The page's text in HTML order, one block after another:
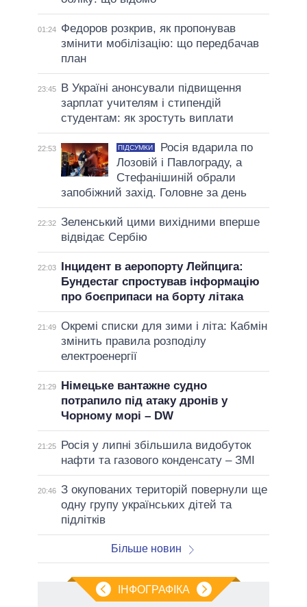
01:24
Федоров розкрив, як пропонував
змінити мобілізацію: що передбачав
план
23:45
В Україні анонсували підвищення
зарплат учителям і стипендій
студентам: як зростуть виплати
22:53 ПІДСУМКИ
Росія вдарила по
Лозовій і Павлограду, а
Стефанішиній обрали
запобіжний захід. Головне за день
22:32 Зеленський цими вихідними вперше
відвідає Сербію
22:03
Інцидент в аеропорту Лейпцига:
Бундестаг спростував інформацію
про боєприпаси на борту літака
21:49 Окремі списки для зими і літа: Кабмін
змінить правила розподілу
електроенергії
21:29
Німецьке вантажне судно
потрапило під атаку дронів у
Чорному морі – DW
21:25
Росія у липні збільшила видобуток
нафти та газового конденсату – ЗМІ
20:46 З окупованих територій повернули ще
одну групу українських дітей та
підлітків
Більше новин
ІНФОГРАФІКА